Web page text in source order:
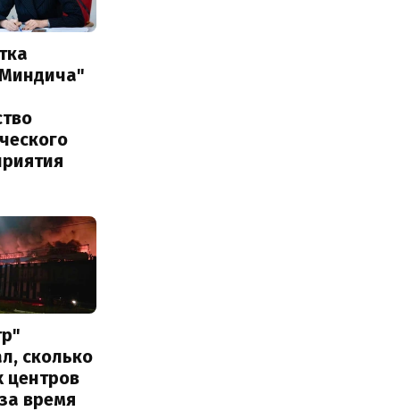
сколько
центров
время